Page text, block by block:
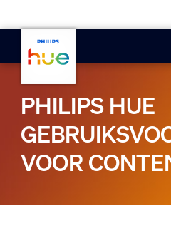
PHILIPS HUE
VOOR